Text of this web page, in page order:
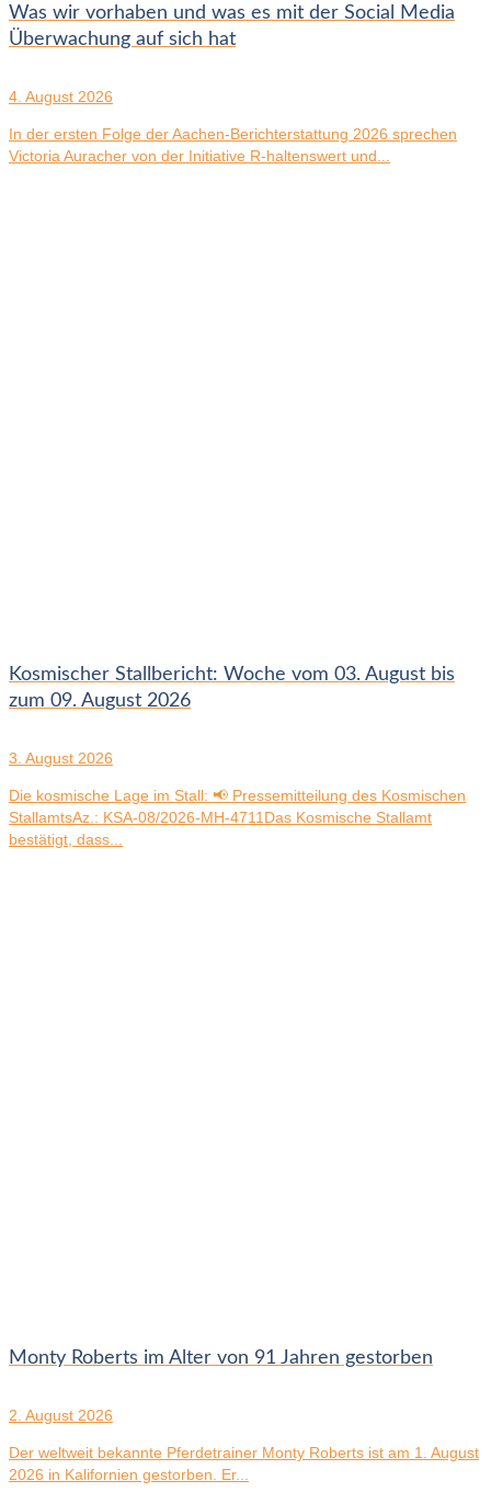
Was wir vorhaben und was es mit der Social Media
Überwachung auf sich hat
4. August 2026
In der ersten Folge der Aachen-Berichterstattung 2026 sprechen
Victoria Auracher von der Initiative R-haltenswert und...
Kosmischer Stallbericht: Woche vom 03. August bis
zum 09. August 2026
3. August 2026
Die kosmische Lage im Stall: 📢 Pressemitteilung des Kosmischen
StallamtsAz.: KSA-08/2026-MH-4711Das Kosmische Stallamt
bestätigt, dass...
Monty Roberts im Alter von 91 Jahren gestorben
2. August 2026
Der weltweit bekannte Pferdetrainer Monty Roberts ist am 1. August
2026 in Kalifornien gestorben. Er...